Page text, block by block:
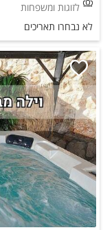
לזוגות ומשפחות
לא נבחרו תאריכים